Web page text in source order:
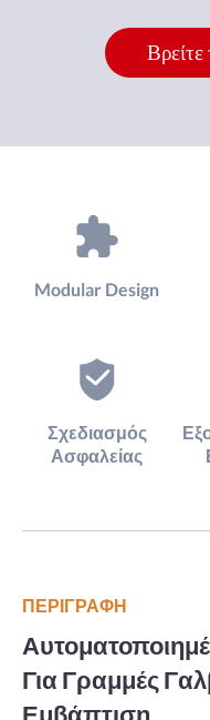
Modular Design
Σχεδιασμός
Ασφαλείας
ΠΕΡΙΓΡΑΦΗ
Για Γραμμές